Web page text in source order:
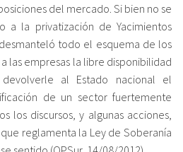
del mercado. Si bien no se
a la privatización de Yacimientos
todo el esquema de los
las empresas la libre disponibilidad
al Estado nacional el
de un sector fuertemente
los discursos, y algunas acciones,
reglamenta la Ley de Soberanía